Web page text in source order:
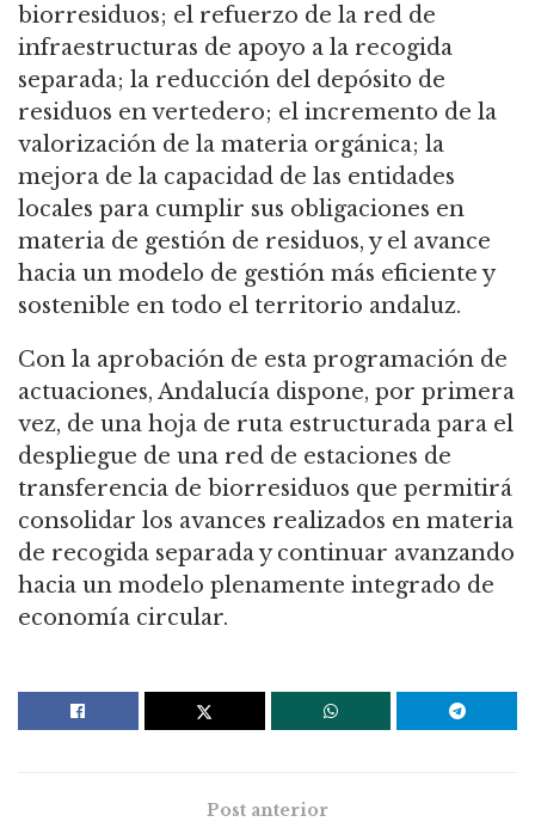
biorresiduos; el refuerzo de la red de
infraestructuras de apoyo a la recogida
separada; la reducción del depósito de
residuos en vertedero; el incremento de la
valorización de la materia orgánica; la
mejora de la capacidad de las entidades
locales para cumplir sus obligaciones en
materia de gestión de residuos, y el avance
hacia un modelo de gestión más eficiente y
sostenible en todo el territorio andaluz.
Con la aprobación de esta programación de
actuaciones, Andalucía dispone, por primera
vez, de una hoja de ruta estructurada para el
despliegue de una red de estaciones de
transferencia de biorresiduos que permitirá
consolidar los avances realizados en materia
de recogida separada y continuar avanzando
hacia un modelo plenamente integrado de
economía circular.
Post anterior